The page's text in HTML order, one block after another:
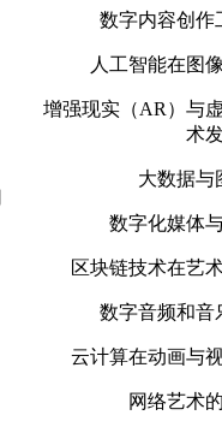
数字内容创作
人工智能在图
增强现实（AR）与
术
大数据与
数字化媒体
区块链技术在艺
数字音频和音
云计算在动画与
网络艺术